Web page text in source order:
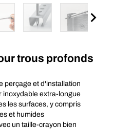
trous profonds
perçage et d'installation
inoxydable extra-longue
les surfaces, y compris
et humides
un taille-crayon bien